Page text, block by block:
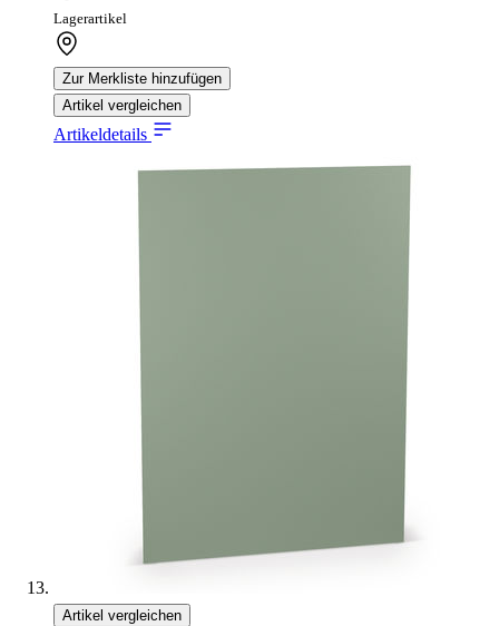
Lagerartikel
Zur Merkliste hinzufügen
Artikel vergleichen
Artikeldetails
Artikel vergleichen